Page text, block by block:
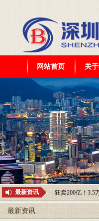
网站首页 关
最新资讯
轻上签约“九球
万亿外卖赛道竞
购，构建多平台
182亿元！又一
狂卖200亿！3.5
拆解泡泡玛特的
最新资讯